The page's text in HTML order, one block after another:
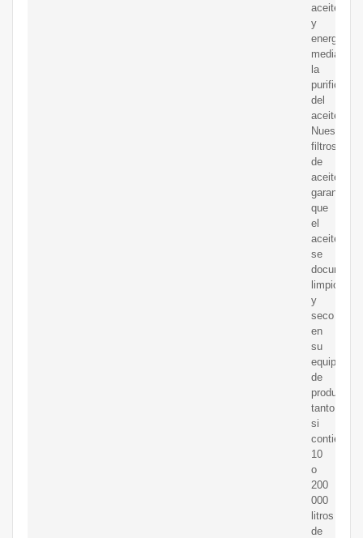
aceite
y
energía
mediante
la
del
aceite.
Nuestros
filtros
de
aceite
garantizan
que
el
aceite
se
documente
limpio
y
seco
en
su
equipo
de
tanto
si
contiene
10
o
200
000
litros
de